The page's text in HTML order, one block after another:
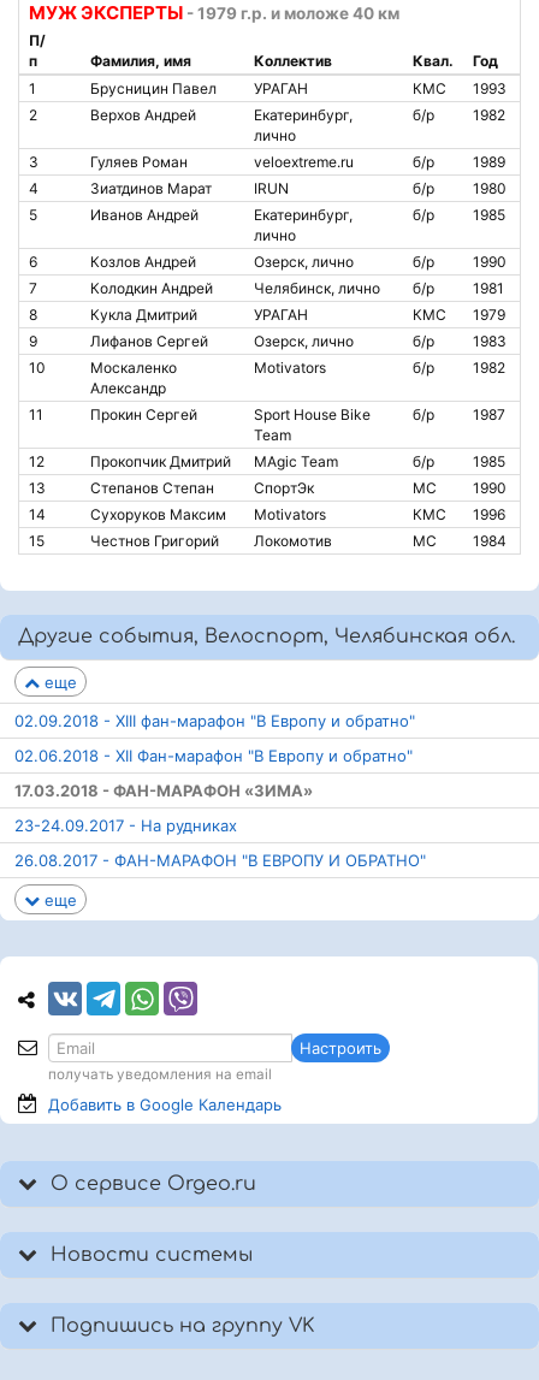
МУЖ ЭКСПЕРТЫ - 1979 г.р. и моложе 40 км
П/
п
Фамилия, имя Коллектив Квал.
Год
1
Брусницин Павел УРАГАН КМС
1993
2
Верхов Андрей
Екатеринбург,
лично
б/р 1982
3 Гуляев Роман veloextreme.ru б/р
1989
4
Зиатдинов Марат IRUN б/р
1980
5
Иванов Андрей
Екатеринбург,
лично
б/р 1985
6 Козлов Андрей Озерск, лично б/р
1990
7
Колодкин Андрей Челябинск, лично б/р
1981
8
Кукла Дмитрий УРАГАН КМС
1979
9
Лифанов Сергей Озерск, лично б/р
1983
10
Москаленко
Александр
Motivators б/р 1982
11 Прокин Сергей
Sport House Bike
Team
б/р 1987
12 Прокопчик Дмитрий MAgic Team б/р
1985
13
Степанов Степан СпортЭк МС
1990
14
Сухоруков Максим Motivators КМС
1996
15
Честнов Григорий Локомотив МС 1984
Другие события, Велоспорт, Челябинская обл.
еще
02.09.2018 - XIII фан-марафон "В Европу и обратно"
02.06.2018 - XII Фан-марафон "В Европу и обратно"
17.03.2018 - ФАН-МАРАФОН «ЗИМА»
23-24.09.2017 - На рудниках
26.08.2017 - ФАН-МАРАФОН "В ЕВРОПУ И ОБРАТНО"
еще
Настроить
получать уведомления на email
Добавить в Google Календарь
О сервисе Orgeo.ru
Новости системы
Подпишись на группу VK